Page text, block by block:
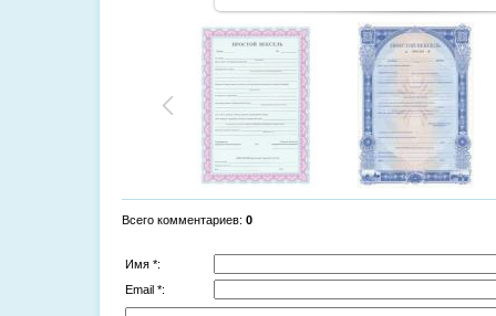
Всего комментариев: 0
Имя *:
Email *: